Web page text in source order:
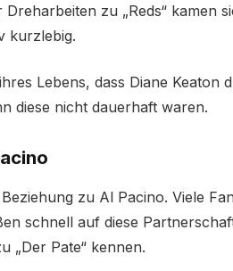
zu „Reds“ kamen
kurzlebig.
Lebens, dass Diane
diese nicht dauerhaft waren.
zu Al Pacino. Viele
schnell auf diese
„Der Pate“ kennen.